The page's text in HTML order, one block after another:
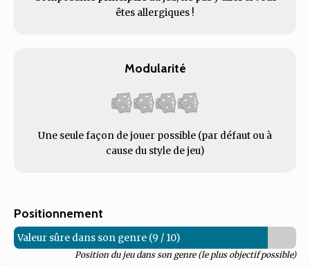
êtes allergiques !
Modularité
Une seule façon de jouer possible (par défaut ou à
cause du style de jeu)
Positionnement
Valeur sûre dans son genre (9 / 10)
Position du jeu dans son genre (le plus objectif possible)